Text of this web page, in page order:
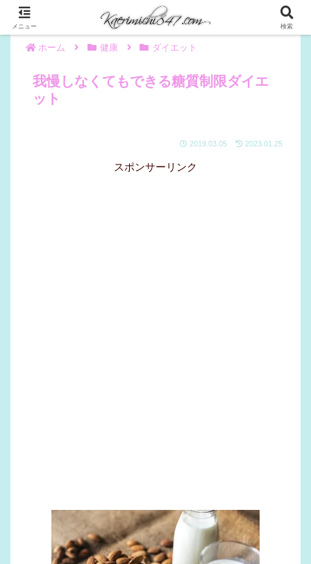
ホーム 健康 ダイエット
我慢しなくてもできる糖質制限ダイエ
ット
2019.03.05 2023.01.25
スポンサーリンク
メニュー 検索